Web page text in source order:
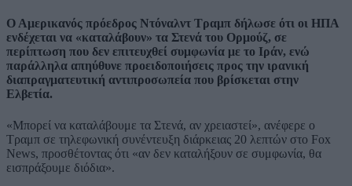
Ο Αμερικανός πρόεδρος Ντόναλντ Τραμπ δήλωσε ότι οι ΗΠΑ
ενδέχεται να «καταλάβουν» τα Στενά του Ορμούζ, σε
περίπτωση που δεν επιτευχθεί συμφωνία με το Ιράν, ενώ
παράλληλα απηύθυνε προειδοποιήσεις προς την ιρανική
διαπραγματευτική αντιπροσωπεία που βρίσκεται στην
Ελβετία.
«Μπορεί να καταλάβουμε τα Στενά, αν χρειαστεί», ανέφερε ο
Τραμπ σε τηλεφωνική συνέντευξη διάρκειας 20 λεπτών στο Fox
News, προσθέτοντας ότι «αν δεν καταλήξουν σε συμφωνία, θα
εισπράξουμε διόδια».